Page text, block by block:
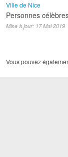
Ville de Nice
Personnes
Mise à jour: 17 Mai 2019
Vous pouvez